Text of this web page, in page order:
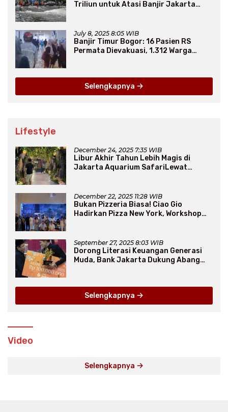
Triliun untuk Atasi Banjir Jakarta
July 8, 2025 8:05 WIB
Banjir Timur Bogor: 16 Pasien RS
Permata Dievakuasi, 1.312 Warga
Selengkapnya
Lifestyle
December 24, 2025 7:35 WIB
Libur Akhir Tahun Lebih Magis di
Jakarta Aquarium SafariLewat
December 22, 2025 11:28 WIB
Bukan Pizzeria Biasa! Ciao Gio
Hadirkan Pizza New York, Workshop
September 27, 2025 8:03 WIB
Dorong Literasi Keuangan Generasi
Muda, Bank Jakarta Dukung Abang
Selengkapnya
Video
Selengkapnya